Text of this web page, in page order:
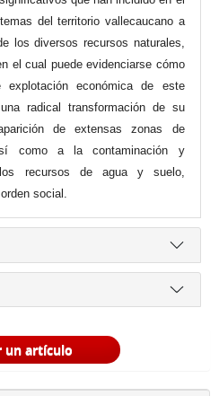
del territorio vallecaucano a
los diversos recursos naturales,
el cual puede evidenciarse cómo
económica de este
radical transformación de su
de extensas zonas de
como a la contaminación y
recursos de agua y suelo,
social.
un artículo